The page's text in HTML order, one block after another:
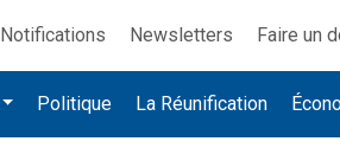
Notifications Newsletters Faire un
Politique La Réunification